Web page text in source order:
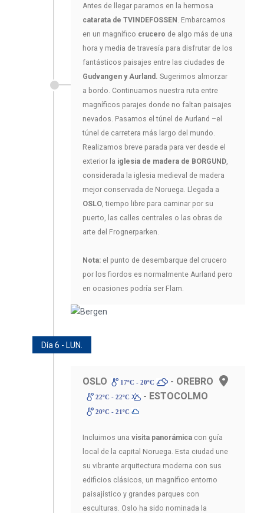
Antes de llegar paramos en la hermosa
catarata de TVINDEFOSSEN . Embarcamos
en un magnífico crucero de algo más de una
hora y media de travesía para disfrutar de los
fantásticos paisajes entre las ciudades de
Gudvangen y Aurland. Sugerimos almorzar
a bordo. Continuamos nuestra ruta entre
magníficos parajes donde no faltan paisajes
nevados. Pasamos el túnel de Aurland –el
túnel de carretera más largo del mundo.
Realizamos breve parada para ver desde el
exterior la iglesia de madera de BORGUND
considerada la iglesia medieval de madera
mejor conservada de Noruega. Llegada a
OSLO , tiempo libre para caminar por su
puerto, las calles centrales o las obras de
arte del Frognerparken.
Nota: el punto de desembarque del crucero
por los fiordos es normalmente Aurland pero
en ocasiones podría ser Flam.
Día 6 - LUN.
OSLO 17ºC - 20ºC - OREBRO
22ºC - 22ºC - ESTOCOLMO
20ºC - 21ºC
Incluimos una visita panorámica con guía
local de la capital Noruega. Esta ciudad une
su vibrante arquitectura moderna con sus
edificios clásicos, un magnífico entorno
paisajístico y grandes parques con
esculturas. Oslo ha sido nominada la